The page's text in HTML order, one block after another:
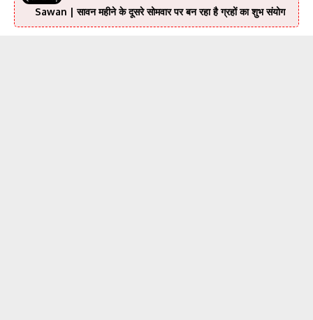
Sawan | सावन महीने के दूसरे सोमवार पर बन रहा है ग्रहों का शुभ संयोग